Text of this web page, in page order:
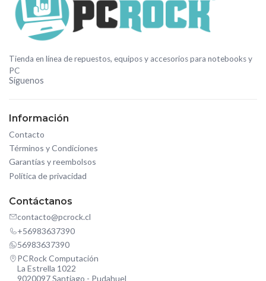
Tienda en línea de repuestos, equipos y accesorios para notebooks y
PC
Síguenos
Información
Contacto
Términos y Condiciones
Garantías y reembolsos
Política de privacidad
Contáctanos
contacto@pcrock.cl
+56983637390
56983637390
PCRock Computación
La Estrella 1022
9020097 Santiago - Pudahuel